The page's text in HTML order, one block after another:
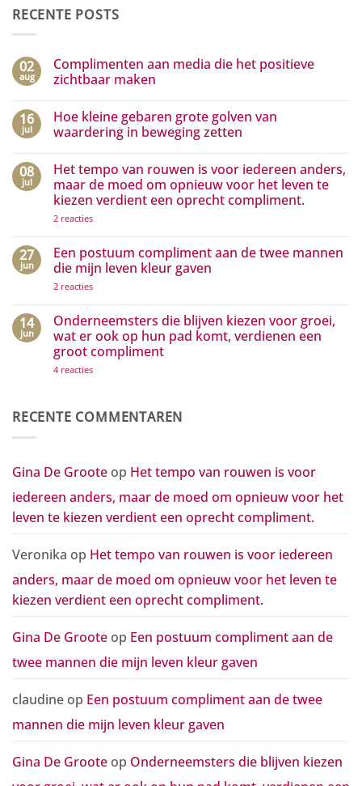
RECENTE POSTS
02
aug
Complimenten aan media die het positieve
zichtbaar maken
op
Complimenten
aan
het
positieve
zichtbaar
maken
16
jul
Hoe kleine gebaren grote golven van
waardering in beweging zetten
op
Hoe
kleine
gebaren
golven
in
beweging
zetten
08
jul
Het tempo van rouwen is voor iedereen anders,
maar de moed om opnieuw voor het leven te
kiezen verdient een oprecht compliment.
2 reactiesop
van
rouwen
is
iedereen
de
moed
om
opnieuw
het
verdient
27
jun
Een postuum compliment aan de twee mannen
die mijn leven kleur gaven
2 reactiesop
compliment
aan
de
twee
mannen
die
gaven
14
jun
Onderneemsters die blijven kiezen voor groei,
wat er ook op hun pad komt, verdienen een
groot compliment
4 reactiesop
kiezen
voor
op
pad
komt,
verdienen
compliment
RECENTE COMMENTAREN
Gina De Groote op Het tempo van rouwen is voor
iedereen anders, maar de moed om opnieuw voor het
leven te kiezen verdient een oprecht compliment.
Veronika op Het tempo van rouwen is voor iedereen
anders, maar de moed om opnieuw voor het leven te
kiezen verdient een oprecht compliment.
Gina De Groote op Een postuum compliment aan de
twee mannen die mijn leven kleur gaven
claudine op Een postuum compliment aan de twee
mannen die mijn leven kleur gaven
Gina De Groote op Onderneemsters die blijven kiezen